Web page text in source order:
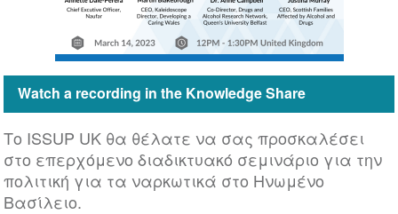
Watch a recording in the Knowledge Share
Το ISSUP UK θα θέλατε να σας προσκαλέσει
στο επερχόμενο διαδικτυακό σεμινάριο για την
πολιτική για τα ναρκωτικά στο Ηνωμένο
Βασίλειο.